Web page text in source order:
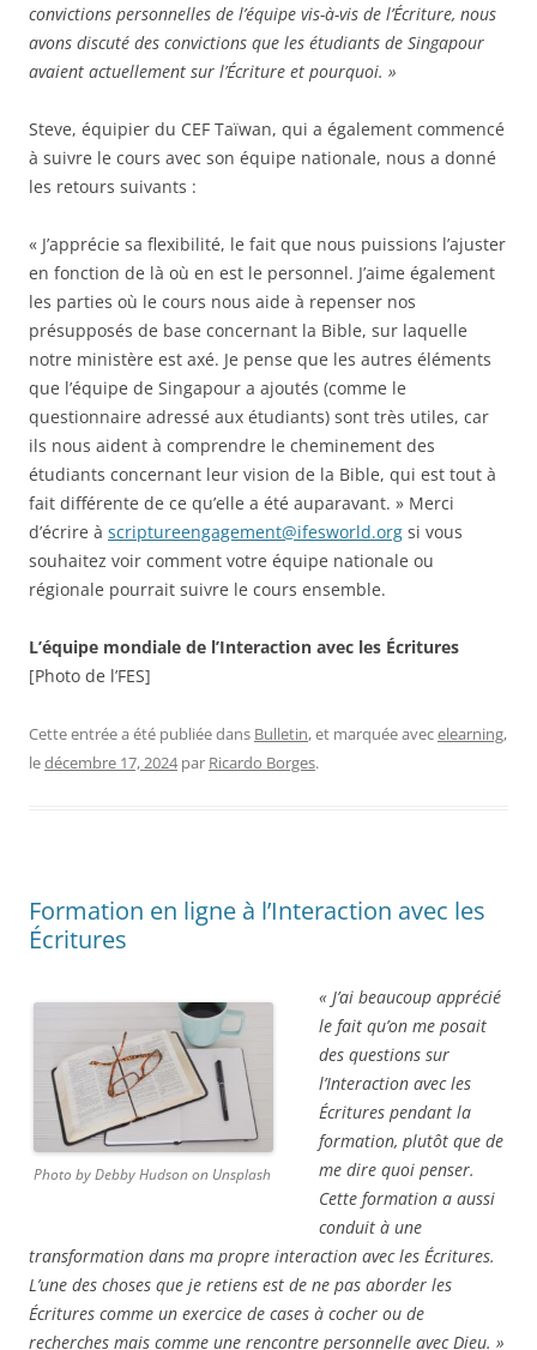
convictions personnelles de l’équipe vis-à-vis de l’Écriture, nous
avons discuté des convictions que les étudiants de Singapour
avaient actuellement sur l’Écriture et pourquoi. »
Steve, équipier du CEF Taïwan, qui a également commencé
à suivre le cours avec son équipe nationale, nous a donné
les retours suivants :
« J’apprécie sa flexibilité, le fait que nous puissions l’ajuster
en fonction de là où en est le personnel. J’aime également
les parties où le cours nous aide à repenser nos
présupposés de base concernant la Bible, sur laquelle
notre ministère est axé. Je pense que les autres éléments
que l’équipe de Singapour a ajoutés (comme le
questionnaire adressé aux étudiants) sont très utiles, car
ils nous aident à comprendre le cheminement des
étudiants concernant leur vision de la Bible, qui est tout à
fait différente de ce qu’elle a été auparavant. » Merci
d’écrire à scriptureengagement@ifesworld.org si vous
souhaitez voir comment votre équipe nationale ou
régionale pourrait suivre le cours ensemble.
L’équipe mondiale de l’Interaction avec les Écritures
[Photo de l’FES]
Cette entrée a été publiée dans Bulletin, et marquée avecelearning,
ledécembre 17, 2024 par Ricardo Borges.
Formation en ligne à l’Interaction avec les
Écritures
Photo by Debby Hudson on Unsplash
« J’ai beaucoup apprécié
le fait qu’on me posait
des questions sur
l’Interaction avec les
Écritures pendant la
formation, plutôt que de
me dire quoi penser.
Cette formation a aussi
conduit à une
transformation dans ma propre interaction avec les Écritures.
L’une des choses que je retiens est de ne pas aborder les
Écritures comme un exercice de cases à cocher ou de
recherches mais comme une rencontre personnelle avec Dieu. »